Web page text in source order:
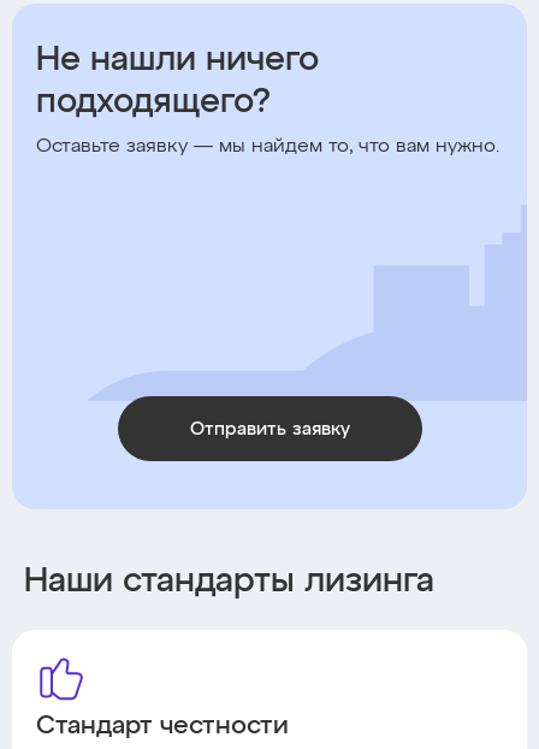
Не нашли ничего
подходящего?
Оставьте заявку — мы найдем то, что вам нужно.
Отправить заявку
Наши стандарты лизинга
Стандарт честности